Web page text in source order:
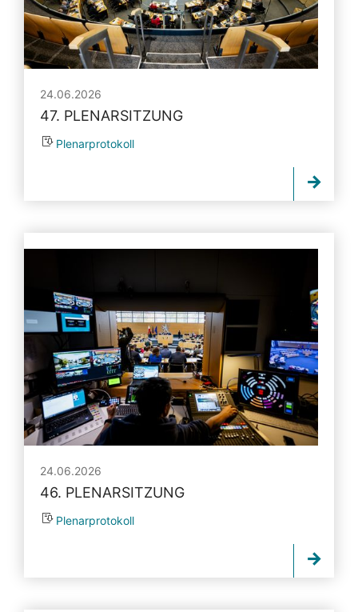
24.06.2026
47. PLENARSITZUNG
Plenarprotokoll
24.06.2026
46. PLENARSITZUNG
Plenarprotokoll